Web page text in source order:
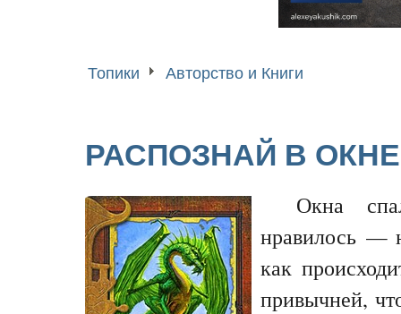
Топики Авторство и Книги
РАСПОЗНАЙ В
Окна
нравилось —
как
привычней,